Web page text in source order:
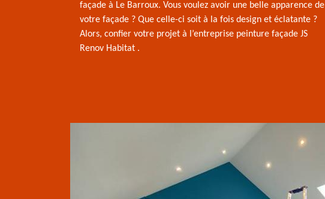
façade à Le Barroux. Vous voulez avoir une belle apparence de
votre façade ? Que celle-ci soit à la fois design et éclatante ?
Alors, confier votre projet à l’entreprise peinture façade JS
Renov Habitat .